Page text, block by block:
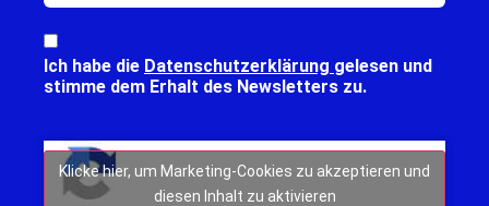
Ich habe die Datenschutzerklärung gelesen und
stimme dem Erhalt des Newsletters zu.
Klicke hier, um Marketing-Cookies zu akzeptieren und
diesen Inhalt zu aktivieren